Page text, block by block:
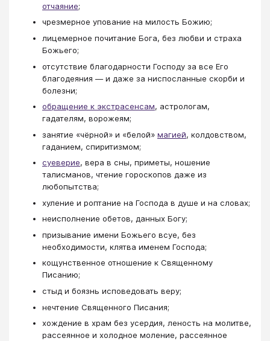
отчаяние;
чрезмерное упование на милость Божию;
лицемерное почитание Бога, без любви и страха
Божьего;
отсутствие благодарности Господу за все Его
благодеяния — и даже за ниспосланные скорби и
болезни;
обращение к экстрасенсам, астрологам,
гадателям, ворожеям;
занятие «чёрной» и «белой» магией, колдовством,
гаданием, спиритизмом;
суеверие, вера в сны, приметы, ношение
талисманов, чтение гороскопов даже из
любопытства;
хуление и роптание на Господа в душе и на словах;
неисполнение обетов, данных Богу;
призывание имени Божьего всуе, без
необходимости, клятва именем Господа;
кощунственное отношение к Священному
Писанию;
стыд и боязнь исповедовать веру;
нечтение Священного Писания;
хождение в храм без усердия, леность на молитве,
рассеянное и холодное моление, рассеянное